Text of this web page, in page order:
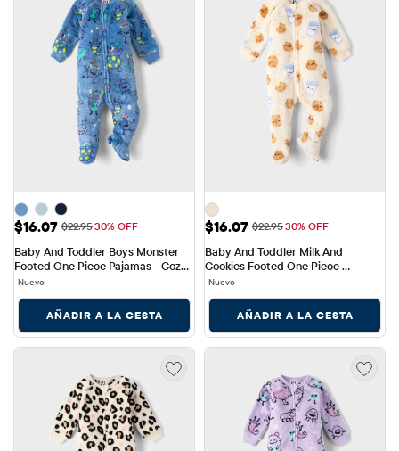
Precio de venta: $16.07
$16.07 Precio original: $22.95
$22.9530% OFF
Baby And Toddler Boys Monster
Footed One Piece Pajamas - Cozy
Fleece
Nuevo
AÑADIR A LA CESTA
Precio de venta: $16.07
$16.07 Precio original: $22.95
$22.9530% OFF
Baby And Toddler Milk And
Cookies Footed One Piece
Pajamas - Cozy Fleece
Nuevo
AÑADIR A LA CESTA